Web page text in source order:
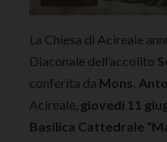
La Chiesa di Acireale
Diaconale dell’accolito
conferita da Mons.
Acireale, giovedì 11
Basilica Cattedrale